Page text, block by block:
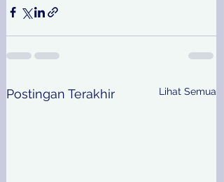
Postingan Terakhir Lihat Semua